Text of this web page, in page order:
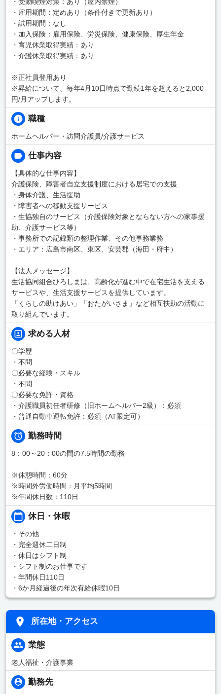
・雇用期間：定めあり（条件付きで更新あり）
・試用期間：なし
・加入保険：雇用保険、労災保険、健康保険、厚生年金
・育児休業取得実績：あり
・介護休業取得実績：あり
※正社員登用あり
※昇給について、毎年4月10日時点で勤続1年を超えると2,000
円/月アップします。
職種
ホームヘルパー・訪問介護員/介護サービス
仕事内容
【具体的な仕事内容】
介護保険、障害者自立支援制度における居宅での支援
・身体介護、生活援助
・障害者への移動支援サービス
・生協独自のサービス（介護保険対象とならない方への家事援
助、介護サービス等）
・事務所での記録類の整理作業、その他事務業務
・エリア：広島市南区、東区、安芸郡（海田・府中）
【法人メッセージ】
生活協同組合ひろしまは、高齢化が進む中で在宅生活を支える
サービスや、生活支援サービスを提供しています。
「くらしの助けあい」「おたがいさま」など相互扶助の活動に
取り組んでいます。
求める人材
〇学歴
・不問
〇必要な経験・スキル
・不問
〇必要な免許・資格
・介護職員初任者研修（旧ホームヘルパー2級）：必須
・普通自動車運転免許：必須（AT限定可）
勤務時間
8：00～20：00の間の7.5時間の勤務
※休憩時間：60分
※時間外労働時間：月平均5時間
※年間休日数：110日
休日・休暇
・その他
・完全週休二日制
・休日はシフト制
・シフト制のお仕事です
・年間休日110日
・6か月経過後の年次有給休暇10日
所在地・アクセス
業態
老人福祉・介護事業
勤務先